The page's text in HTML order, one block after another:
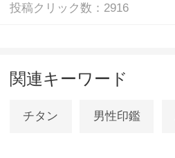
投稿クリック数：2916
関連キーワード
チタン 男性印鑑